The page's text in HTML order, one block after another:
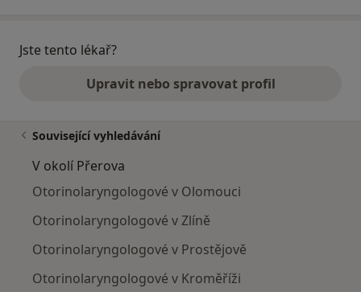
Jste tento lékař?
Upravit nebo spravovat profil
Související vyhledávání
V okolí Přerova
Otorinolaryngologové v Olomouci
Otorinolaryngologové v Zlíně
Otorinolaryngologové v Prostějově
Otorinolaryngologové v Kroměříži